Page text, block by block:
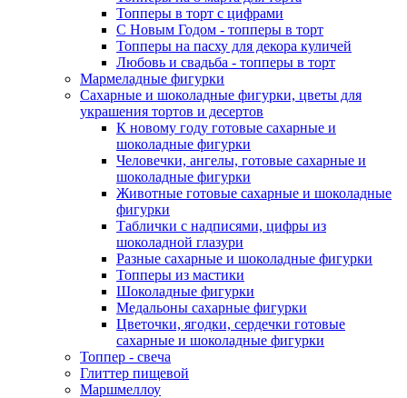
Топперы в торт с цифрами
С Новым Годом - топперы в торт
Топперы на пасху для декора куличей
Любовь и свадьба - топперы в торт
Мармеладные фигурки
Сахарные и шоколадные фигурки, цветы для
украшения тортов и десертов
К новому году готовые сахарные и
шоколадные фигурки
Человечки, ангелы, готовые сахарные и
шоколадные фигурки
Животные готовые сахарные и шоколадные
фигурки
Таблички с надписями, цифры из
шоколадной глазури
Разные сахарные и шоколадные фигурки
Топперы из мастики
Шоколадные фигурки
Медальоны сахарные фигурки
Цветочки, ягодки, сердечки готовые
сахарные и шоколадные фигурки
Топпер - свеча
Глиттер пищевой
Маршмеллоу